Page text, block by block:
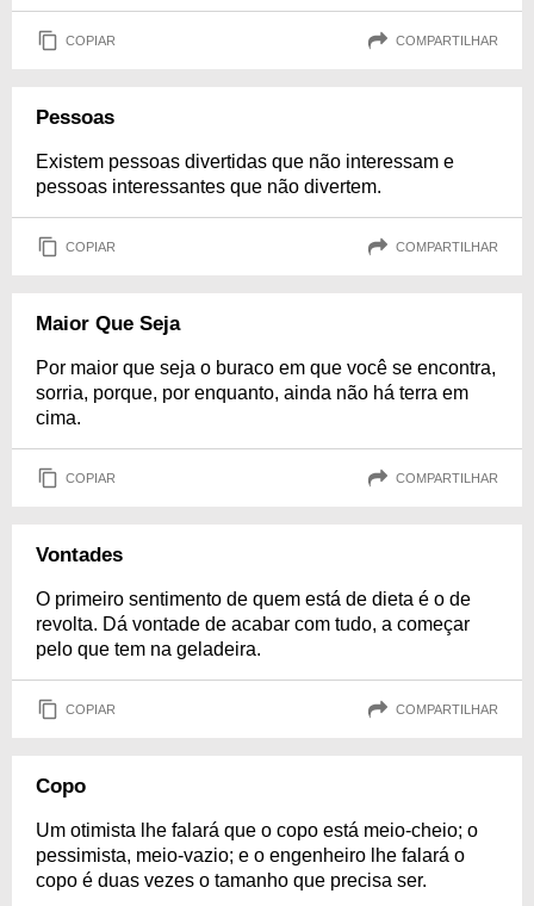
COPIAR COMPARTILHAR
Pessoas
Existem pessoas divertidas que não interessam e
pessoas interessantes que não divertem.
COPIAR COMPARTILHAR
Maior Que Seja
Por maior que seja o buraco em que você se encontra,
sorria, porque, por enquanto, ainda não há terra em
cima.
COPIAR COMPARTILHAR
Vontades
O primeiro sentimento de quem está de dieta é o de
revolta. Dá vontade de acabar com tudo, a começar
pelo que tem na geladeira.
COPIAR COMPARTILHAR
Copo
Um otimista lhe falará que o copo está meio-cheio; o
pessimista, meio-vazio; e o engenheiro lhe falará o
copo é duas vezes o tamanho que precisa ser.